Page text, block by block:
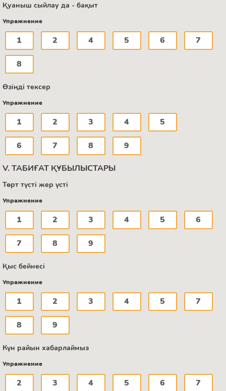
Қуаныш сыйлау да - бақыт
Упражнение
1 2 4 5 6 7
8
Өзіңді тексер
Упражнение
1 2 3 4 5
6 7 8 9
V. ТАБИҒАТ ҚҰБЫЛЫСТАРЫ
Төрт түсті жер үсті
Упражнение
1 2 3 4 5 6
7 8 9
Қыс бейнесі
Упражнение
1 2 3 4 5 7
8 9
Күн райын хабарлаймыз
Упражнение
2 3 4 5 6 7